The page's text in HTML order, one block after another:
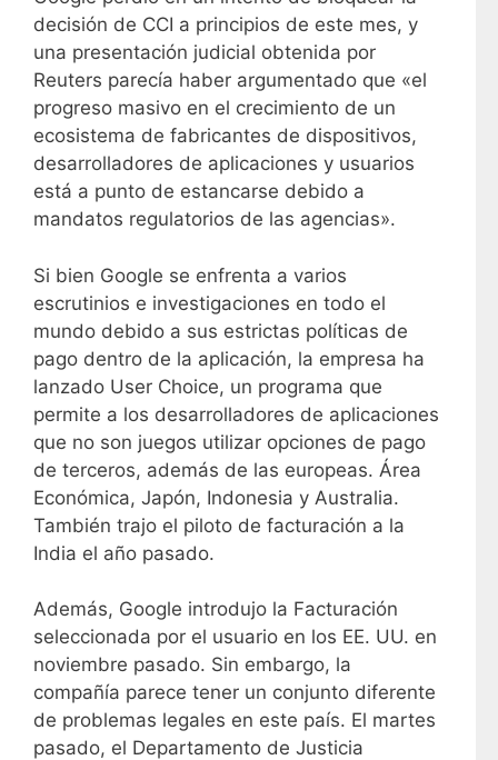
decisión de CCI a principios de este mes, y
una presentación judicial obtenida por
Reuters parecía haber argumentado que «el
progreso masivo en el crecimiento de un
ecosistema de fabricantes de dispositivos,
desarrolladores de aplicaciones y usuarios
está a punto de estancarse debido a
mandatos regulatorios de las agencias».
Si bien Google se enfrenta a varios
escrutinios e investigaciones en todo el
mundo debido a sus estrictas políticas de
pago dentro de la aplicación, la empresa ha
lanzado User Choice, un programa que
permite a los desarrolladores de aplicaciones
que no son juegos utilizar opciones de pago
de terceros, además de las europeas. Área
Económica, Japón, Indonesia y Australia.
También trajo el piloto de facturación a la
India el año pasado.
Además, Google introdujo la Facturación
seleccionada por el usuario en los EE. UU. en
noviembre pasado. Sin embargo, la
compañía parece tener un conjunto diferente
de problemas legales en este país. El martes
pasado, el Departamento de Justicia